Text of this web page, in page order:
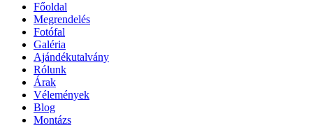
Főoldal
Megrendelés
Fotófal
Galéria
Ajándékutalvány
Rólunk
Árak
Vélemények
Blog
Montázs